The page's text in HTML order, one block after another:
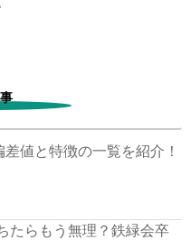
値と特徴の一覧を紹介！
たらもう無理？鉄緑会卒